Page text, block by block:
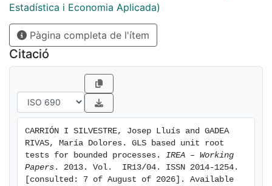
Estadística i Economia Aplicada)
Pàgina completa de l'ítem
Citació
CARRIÓN I SILVESTRE, Josep Lluís and GADEA
RIVAS, María Dolores. GLS based unit root
tests for bounded processes. IREA – Working
Papers . 2013. Vol.  IR13/04. ISSN 2014-1254.
[consulted: 7 of August of 2026]. Available